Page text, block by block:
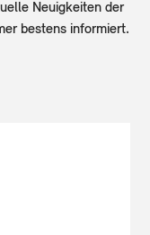
Neuigkeiten der
bestens informiert.